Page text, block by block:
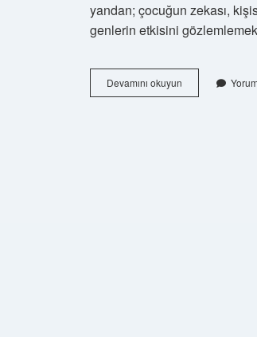
yandan; çocuğun zekası,
genlerin etkisini
Devamını okuyun
Özellikleri